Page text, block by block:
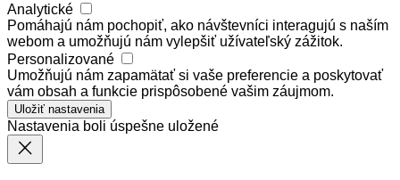
Analytické
Pomáhajú nám pochopiť, ako návštevníci interagujú s naším
webom a umožňujú nám vylepšiť užívateľský zážitok.
Personalizované
Umožňujú nám zapamätať si vaše preferencie a poskytovať
vám obsah a funkcie prispôsobené vašim záujmom.
Uložiť nastavenia
Nastavenia boli úspešne uložené